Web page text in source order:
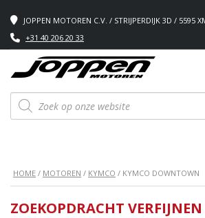
JOPPEN MOTOREN C.V. / STRIJPERDIJK 3D / 5595
+31 40 206 20 33
Producten
zoeken
HOME / MOTOREN / KYMCO / KYMCO DOWNTOWN
ZOEKOPDRACHT VERFIJNEN